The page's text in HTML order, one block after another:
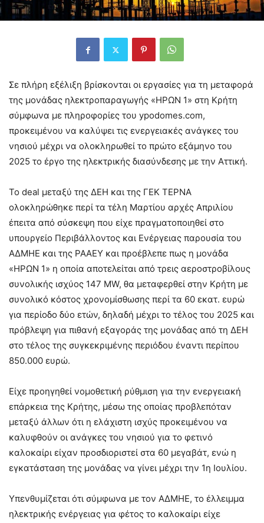
Σε πλήρη εξέλιξη βρίσκονται οι εργασίες για τη μεταφορά
της μονάδας ηλεκτροπαραγωγής «ΗΡΩΝ 1» στη Κρήτη
σύμφωνα με πληροφορίες του ypodomes.com,
προκειμένου να καλύψει τις ενεργειακές ανάγκες του
νησιού μέχρι να ολοκληρωθεί το πρώτο εξάμηνο του
2025 το έργο της ηλεκτρικής διασύνδεσης με την Αττική.
Το deal μεταξύ της ΔΕΗ και της ΓΕΚ ΤΕΡΝΑ
ολοκληρώθηκε περί τα τέλη Μαρτίου αρχές Απριλίου
έπειτα από σύσκεψη που είχε πραγματοποιηθεί στο
υπουργείο Περιβάλλοντος και Ενέργειας παρουσία του
ΑΔΜΗΕ και της ΡΑΑΕΥ και προέβλεπε πως η μονάδα
«ΗΡΩΝ 1» η οποία αποτελείται από τρεις αεροστροβίλους
συνολικής ισχύος 147 MW, θα μεταφερθεί στην Κρήτη με
συνολικό κόστος χρονομίσθωσης περί τα 60 εκατ. ευρώ
για περίοδο δύο ετών, δηλαδή μέχρι το τέλος του 2025 και
πρόβλεψη για πιθανή εξαγοράς της μονάδας από τη ΔΕΗ
στο τέλος της συγκεκριμένης περιόδου έναντι περίπου
850.000 ευρώ.
Είχε προηγηθεί νομοθετική ρύθμιση για την ενεργειακή
επάρκεια της Κρήτης, μέσω της οποίας προβλεπόταν
μεταξύ άλλων ότι η ελάχιστη ισχύς προκειμένου να
καλυφθούν οι ανάγκες του νησιού για το φετινό
καλοκαίρι είχαν προσδιοριστεί στα 60 μεγαβάτ, ενώ η
εγκατάσταση της μονάδας να γίνει μέχρι την 1η Ιουλίου.
Υπενθυμίζεται ότι σύμφωνα με τον ΑΔΜΗΕ, το έλλειμμα
ηλεκτρικής ενέργειας για φέτος το καλοκαίρι είχε